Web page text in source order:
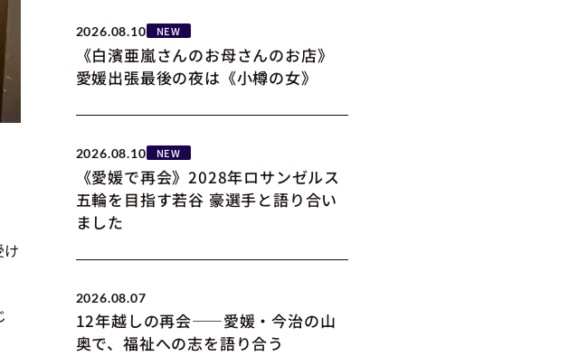
2026.08.10 NEW
《白濱亜嵐さんのお母さんのお店》
愛媛出張最後の夜は《小樽の女》
2026.08.10 NEW
《愛媛で再会》2028年ロサンゼルス
五輪を目指す若谷 豪選手と語り合い
ました
2026.08.07
12年越しの再会――愛媛・今治の山
奥で、福祉への志を語り合う